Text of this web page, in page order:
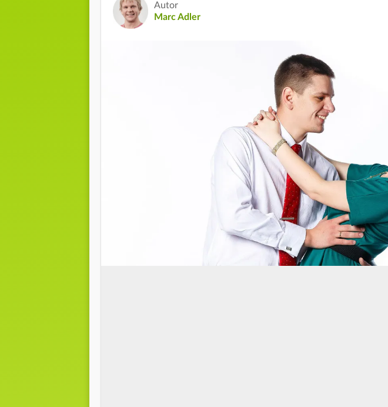
Autor
Marc Adler